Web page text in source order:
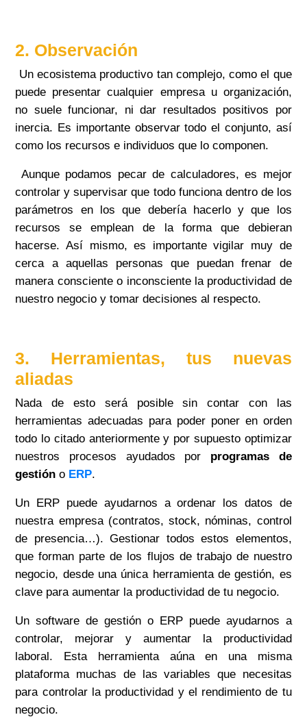
2. Observación
Un ecosistema productivo tan complejo, como el que
puede presentar cualquier empresa u organización,
no suele funcionar, ni dar resultados positivos por
inercia. Es importante observar todo el conjunto, así
como los recursos e individuos que lo componen.
Aunque podamos pecar de calculadores, es mejor
controlar y supervisar que todo funciona dentro de los
parámetros en los que debería hacerlo y que los
recursos se emplean de la forma que debieran
hacerse. Así mismo, es importante vigilar muy de
cerca a aquellas personas que puedan frenar de
manera consciente o inconsciente la productividad de
nuestro negocio y tomar decisiones al respecto.
3. Herramientas, tus nuevas
aliadas
Nada de esto será posible sin contar con las
herramientas adecuadas para poder poner en orden
todo lo citado anteriormente y por supuesto optimizar
nuestros procesos ayudados por programas de
gestión o ERP.
Un ERP puede ayudarnos a ordenar los datos de
nuestra empresa (contratos, stock, nóminas, control
de presencia…). Gestionar todos estos elementos,
que forman parte de los flujos de trabajo de nuestro
negocio, desde una única herramienta de gestión, es
clave para aumentar la productividad de tu negocio.
Un software de gestión o ERP puede ayudarnos a
controlar, mejorar y aumentar la productividad
laboral. Esta herramienta aúna en una misma
plataforma muchas de las variables que necesitas
para controlar la productividad y el rendimiento de tu
negocio.